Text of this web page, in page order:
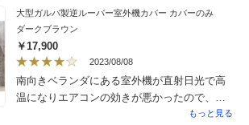
に変えました）室外機がお隣の玄関に向いて
いるので、夏場の熱風を遮断するには必須で
すね。ルーバーは上向き向けて組み立てまし
たが、それでも熱風が届いているかもしれま
せん。エアコンの効率を上げるためにもあっ
た方が良いですが、ご近所迷惑にならないた
大型ガルバ製逆ルーバー室外機カバー カバーのみ
ダークブラウン
￥17,900
2023/08/08
南向きベランダにある室外機が直射日光で高
温になりエアコンの効きが悪かったので、熱
射カバーなどを使用しましたがあまり効果が
もっと見る